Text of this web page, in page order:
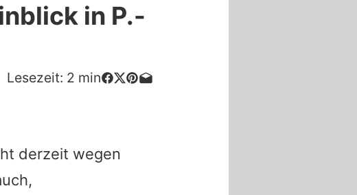
in P.-
Lesezeit: 2 min
derzeit wegen